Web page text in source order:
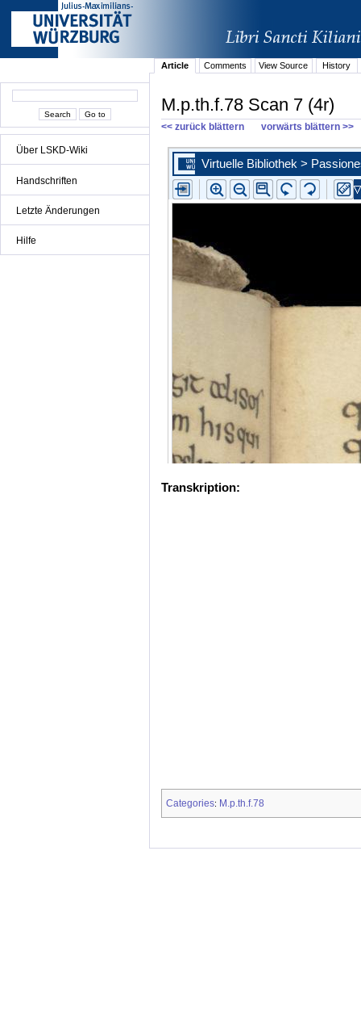
Über LSKD-Wiki
Handschriften
Letzte Änderungen
Hilfe
Article Comments View Source History
M.p.th.f.78 Scan 7 (4r)
<< zurück blättern vorwärts blättern >>
Transkription:
Categories: M.p.th.f.78